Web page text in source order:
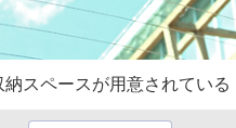
スペースが用意されている